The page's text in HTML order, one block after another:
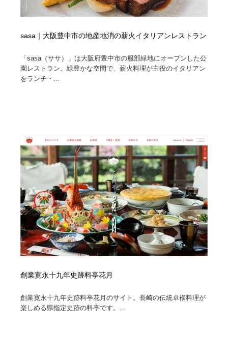
sasa｜大阪豊中市の地産地消の薪火イタリアンレストラン
「sasa（ササ）」は大阪府豊中市の服部緑地にオープンした公
園レストラン。緑豊かな空間で、薪火料理が主役のイタリアン
をランチ・...
創業寛永十九年史跡料亭花月
創業寛永十九年史跡料亭花月のサイト。長崎の伝統卓袱料理が
楽しめる県指定史跡の料亭です。...